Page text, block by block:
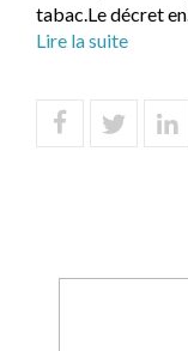
tabac.Le décret
Lire la suite